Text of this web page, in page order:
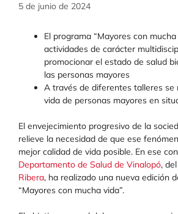
5 de junio de 2024
El programa “Mayores con
actividades de carácter
promocionar el estado de salud
las personas mayores
A través de diferentes talleres se
vida de personas mayores en
El envejecimiento progresivo de la
relieve la necesidad de que ese
mejor calidad de vida posible. En ese
Departamento de Salud de Vinalopó,
Ribera, ha realizado una nueva edición
“Mayores con mucha vida”.